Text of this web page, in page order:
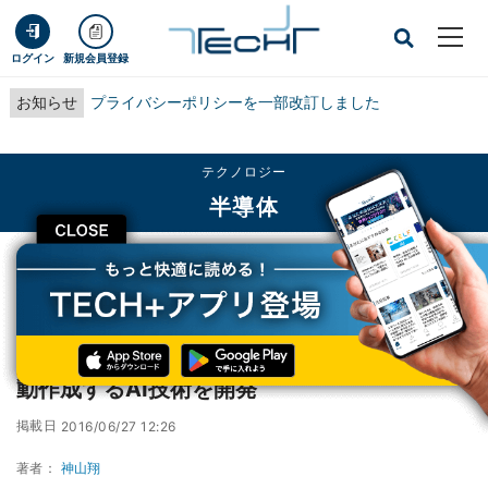
ログイン 新規会員登録
お知らせ プライバシーポリシーを一部改訂しました
CLOSE
テクノロジー
半導体
TECH+ テクノロジー
半導体
日立、働く人の幸福感向上に有効な助言を自動作成するAI技術を開発
日立、働く人の幸福感向上に有効な助言を自
動作成するAI技術を開発
掲載日 2016/06/27 12:26
著者： 神山翔